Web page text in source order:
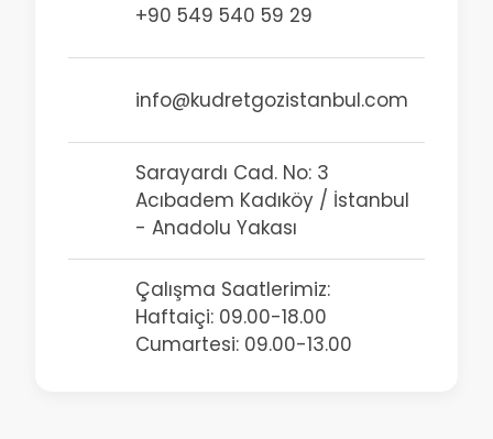
+90 549 540 59 29
info@kudretgozistanbul.com
Sarayardı Cad. No: 3
Acıbadem Kadıköy / İstanbul
- Anadolu Yakası
Çalışma Saatlerimiz:
Haftaiçi: 09.00-18.00
Cumartesi: 09.00-13.00